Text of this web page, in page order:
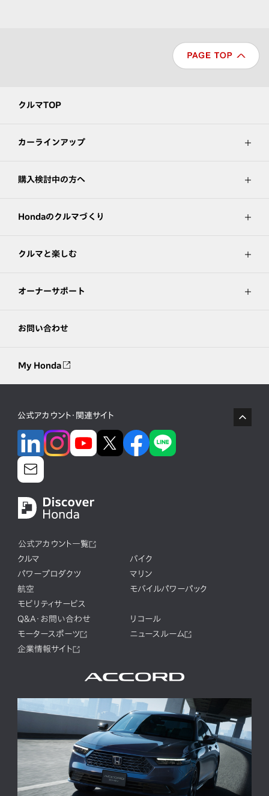
クルマTOP
カーラインアップ
購入検討中の方へ
Hondaのクルマづくり
クルマと楽しむ
オーナーサポート
お問い合わせ
My Honda
公式アカウント・関連サイト
公式アカウント一覧
クルマ
バイク
パワープロダクツ
マリン
航空
モバイルパワーパック
モビリティサービス
Q&A・お問い合わせ
リコール
モータースポーツ
ニュースルーム
企業情報サイト